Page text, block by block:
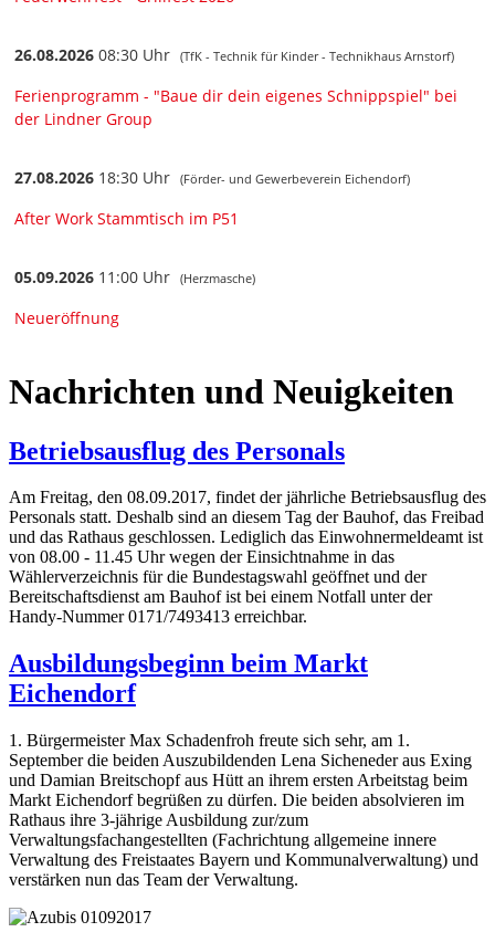
Nachrichten und Neuigkeiten
Betriebsausflug des Personals
Am Freitag, den 08.09.2017, findet der jährliche Betriebsausflug des
Personals statt. Deshalb sind an diesem Tag der Bauhof, das Freibad
und das Rathaus geschlossen. Lediglich das Einwohnermeldeamt ist
von 08.00 - 11.45 Uhr wegen der Einsichtnahme in das
Wählerverzeichnis für die Bundestagswahl geöffnet und der
Bereitschaftsdienst am Bauhof ist bei einem Notfall unter der
Handy-Nummer 0171/7493413 erreichbar.
Ausbildungsbeginn beim Markt
Eichendorf
1. Bürgermeister Max Schadenfroh freute sich sehr, am 1.
September die beiden Auszubildenden Lena Sicheneder aus Exing
und Damian Breitschopf aus Hütt an ihrem ersten Arbeitstag beim
Markt Eichendorf begrüßen zu dürfen. Die beiden absolvieren im
Rathaus ihre 3-jährige Ausbildung zur/zum
Verwaltungsfachangestellten (Fachrichtung allgemeine innere
Verwaltung des Freistaates Bayern und Kommunalverwaltung) und
verstärken nun das Team der Verwaltung.